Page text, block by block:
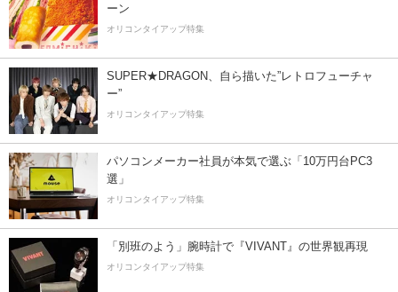
ーン
オリコンタイアップ特集
SUPER★DRAGON、自ら描いた”レトロフューチャ
ー”
オリコンタイアップ特集
パソコンメーカー社員が本気で選ぶ「10万円台PC3
選」
オリコンタイアップ特集
「別班のよう」腕時計で『VIVANT』の世界観再現
オリコンタイアップ特集